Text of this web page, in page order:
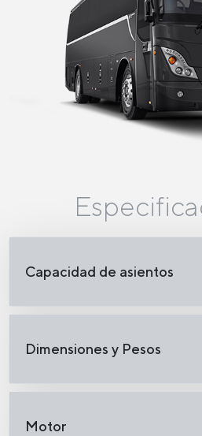
Capacidad de asientos
Dimensiones y Pesos
Motor